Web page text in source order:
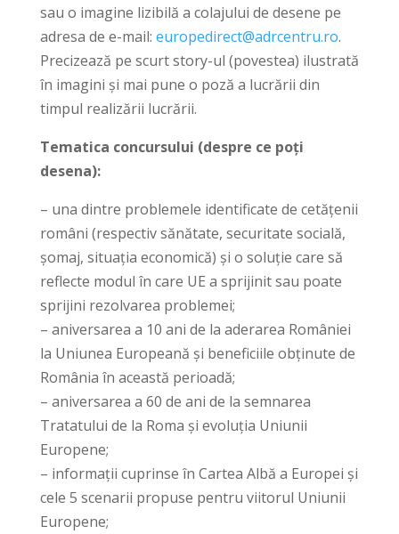
sau o imagine lizibilă a colajului de desene pe
adresa de e-mail: europedirect@adrcentru.ro.
Precizează pe scurt story-ul (povestea) ilustrată
în imagini și mai pune o poză a lucrării din
timpul realizării lucrării.
Tematica concursului (despre ce poți
desena):
– una dintre problemele identificate de cetățenii
români (respectiv sănătate, securitate socială,
șomaj, situația economică) și o soluție care să
reflecte modul în care UE a sprijinit sau poate
sprijini rezolvarea problemei;
– aniversarea a 10 ani de la aderarea României
la Uniunea Europeană și beneficiile obținute de
România în această perioadă;
– aniversarea a 60 de ani de la semnarea
Tratatului de la Roma și evoluția Uniunii
Europene;
– informații cuprinse în Cartea Albă a Europei și
cele 5 scenarii propuse pentru viitorul Uniunii
Europene;